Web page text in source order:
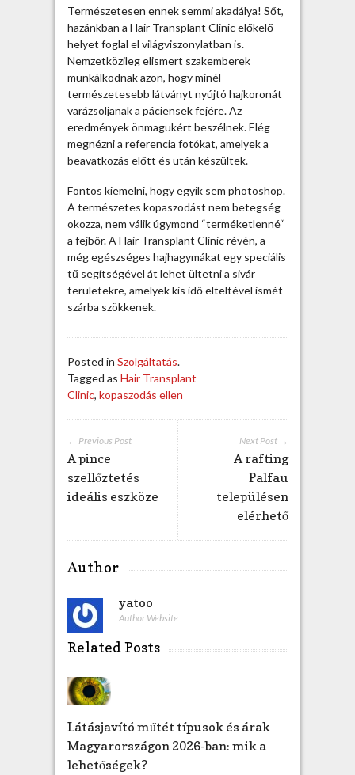
a
n
s
p
l
a
n
t
C
l
n
i
c
?
b
e
j
e
y
z
e
Természetesen ennek semmi akadálya! Sőt,
hazánkban a Hair Transplant Clinic előkelő
helyet foglal el világviszonylatban is.
Nemzetközileg elismert szakemberek
munkálkodnak azon, hogy minél
természetesebb látványt nyújtó hajkoronát
varázsoljanak a páciensek fejére. Az
eredmények önmagukért beszélnek. Elég
megnézni a referencia fotókat, amelyek a
beavatkozás előtt és után készültek.
Fontos kiemelni, hogy egyik sem photoshop.
A természetes kopaszodást nem betegség
okozza, nem válik úgymond “terméketlenné“
a fejbőr. A Hair Transplant Clinic révén, a
még egészséges hajhagymákat egy speciális
tű segítségével át lehet ültetni a sivár
területekre, amelyek kis idő elteltével ismét
szárba szökkenek.
Posted in Szolgáltatás.
Tagged as Hair Transplant
Clinic, kopaszodás ellen
Next Post →
A rafting
Palfau
településen
elérhető
← Previous Post
A pince
szellőztetés
ideális eszköze
Author
yatoo
Author Website
Related Posts
Látásjavító műtét típusok és árak
Magyarországon 2026-ban: mik a
lehetőségek?